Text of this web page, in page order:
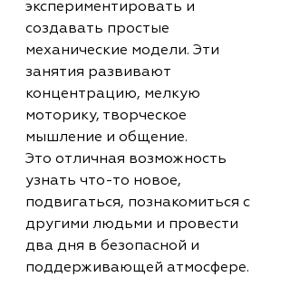
экспериментировать и
создавать простые
механические модели. Эти
занятия развивают
концентрацию, мелкую
моторику, творческое
мышление и общение.
Это отличная возможность
узнать что-то новое,
подвигаться, познакомиться с
другими людьми и провести
два дня в безопасной и
поддерживающей атмосфере.